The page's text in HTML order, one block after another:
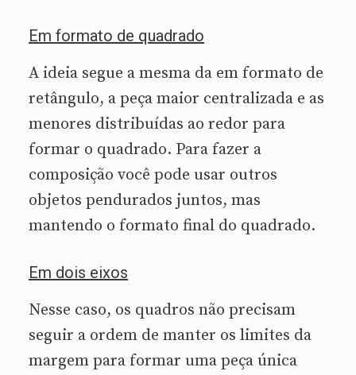
Em formato de quadrado
A ideia segue a mesma da em formato de
retângulo, a peça maior centralizada e as
menores distribuídas ao redor para
formar o quadrado. Para fazer a
composição você pode usar outros
objetos pendurados juntos, mas
mantendo o formato final do quadrado.
Em dois eixos
Nesse caso, os quadros não precisam
seguir a ordem de manter os limites da
margem para formar uma peça única